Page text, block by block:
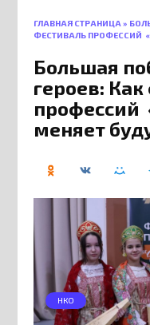
ГЛАВНАЯ СТРАНИЦА »
ФЕСТИВАЛЬ ПРОФЕССИЙ
Большая
героев:
профессий
меняет
НКО